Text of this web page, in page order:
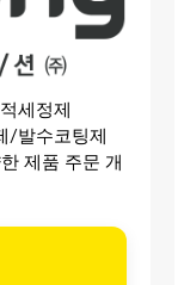
세정제
/발수코팅제
제품 주문 개